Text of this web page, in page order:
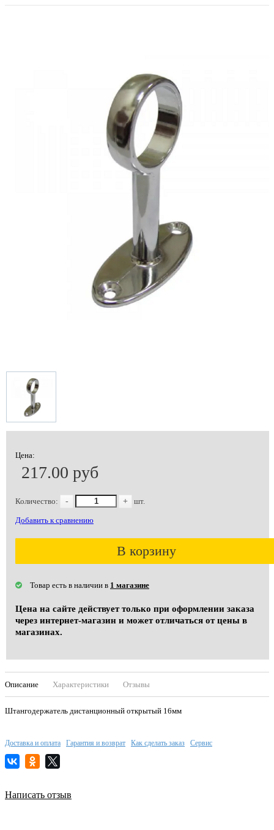
Цена:
217.00 руб
Количество: - + шт.
Добавить к сравнению
В корзину
Товар есть в наличии в 1 магазине
Цена на сайте действует только при оформлении заказа
через интернет-магазин и может отличаться от цены в
магазинах.
Описание Характеристики Отзывы
Штангодержатель дистанционный открытый 16мм
Доставка и оплата Гарантия и возврат Как сделать заказ Сервис
Написать отзыв